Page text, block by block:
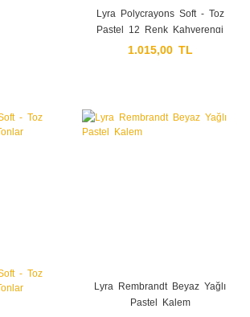
Lyra Polycrayons Soft - Toz
Pastel 12 Renk Kahverengi
Tonlar
1.015,00 TL
Lyra Rembrandt Beyaz Yağlı
Pastel Kalem